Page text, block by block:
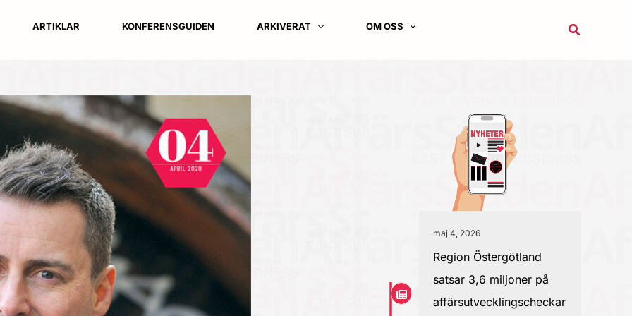
ARTIKLAR KONFERENSGUIDEN ARKIVERAT OM OSS Sök
maj 4, 2026
Region Östergötland
satsar 3,6 miljoner på
affärsutvecklingscheckar